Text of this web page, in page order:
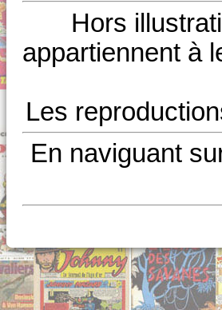
Hors
appartiennent à
Les
En naviguant